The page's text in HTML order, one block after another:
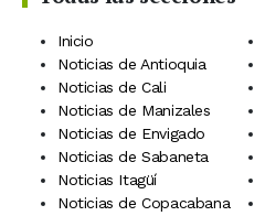
Inicio
Noticias de Antioquia
Noticias de Cali
Noticias de Manizales
Noticias de Envigado
Noticias de Sabaneta
Noticias Itagüí
Noticias de Copacabana